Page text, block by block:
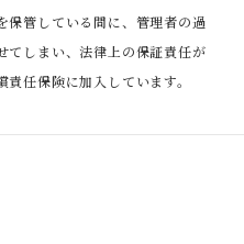
保管している間に、管理者の過
てしまい、法律上の保証責任が
任保険に加入しています。